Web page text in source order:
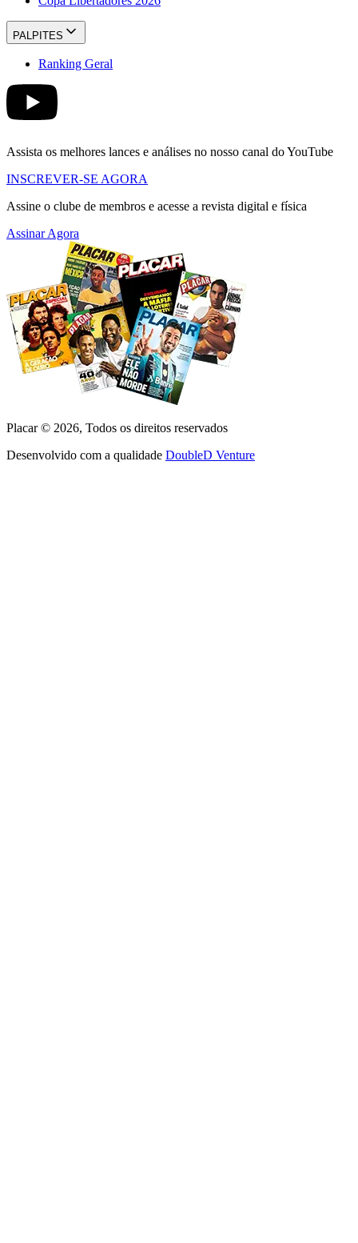
PALPITES
Ranking Geral
Assista os melhores lances e análises no nosso canal do YouTube
INSCREVER-SE AGORA
Assine o clube de membros e acesse a revista digital e física
Assinar Agora
Placar © 2026, Todos os direitos reservados
Desenvolvido com a qualidade DoubleD Venture